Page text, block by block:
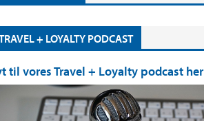
+ LOYALTY PODCAST
til vores Travel + Loyalty podcast her